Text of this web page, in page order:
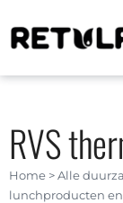
Home >Alle
lunchproducten en
RVS